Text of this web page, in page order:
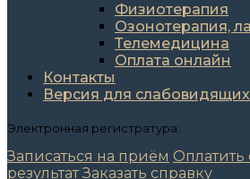
Физиотерапия
Озонотерапия,
Телемедицина
Оплата онлайн
Контакты
Версия для слабовидящих
Электронная регистратура:
Записаться на приём Оплатить
результат Заказать справку